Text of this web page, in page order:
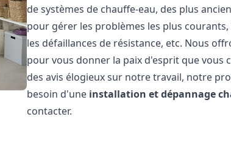
de systèmes de chauffe-eau, des plus
pour gérer les problèmes les plus
les défaillances de résistance, etc. Nous
pour vous donner la paix d'esprit que vous
des avis élogieux sur notre travail, notre
besoin d'une installation et dépannage
contacter.